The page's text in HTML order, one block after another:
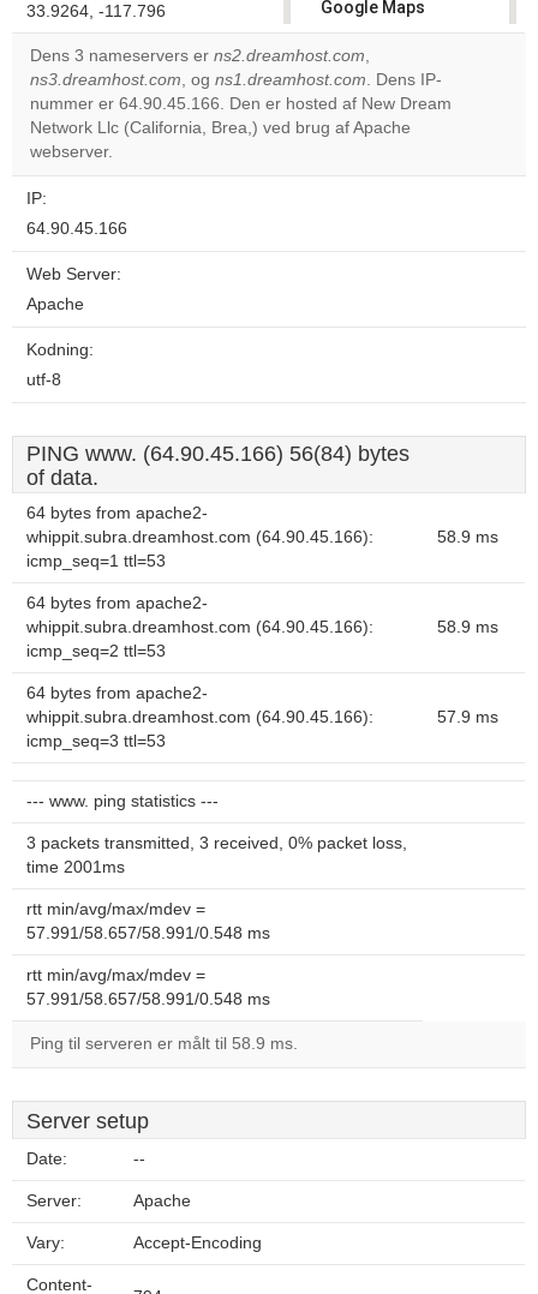
33.9264, -117.796
Google Maps
correctly.
Do you
own this
website?
Dens 3 nameservers er ns2.dreamhost.com,
ns3.dreamhost.com, og ns1.dreamhost.com. Dens IP-
nummer er 64.90.45.166. Den er hosted af New Dream
Network Llc (California, Brea,) ved brug af Apache
webserver.
IP:
64.90.45.166
Web Server:
Apache
Kodning:
utf-8
PING www. (64.90.45.166) 56(84) bytes
of data.
64 bytes from apache2-
whippit.subra.dreamhost.com (64.90.45.166):
icmp_seq=1 ttl=53
58.9 ms
64 bytes from apache2-
whippit.subra.dreamhost.com (64.90.45.166):
icmp_seq=2 ttl=53
58.9 ms
64 bytes from apache2-
whippit.subra.dreamhost.com (64.90.45.166):
icmp_seq=3 ttl=53
57.9 ms
--- www. ping statistics ---
3 packets transmitted, 3 received, 0% packet loss,
time 2001ms
rtt min/avg/max/mdev =
57.991/58.657/58.991/0.548 ms
rtt min/avg/max/mdev =
57.991/58.657/58.991/0.548 ms
Ping til serveren er målt til 58.9 ms.
Server setup
Date: --
Server: Apache
Vary: Accept-Encoding
Content-